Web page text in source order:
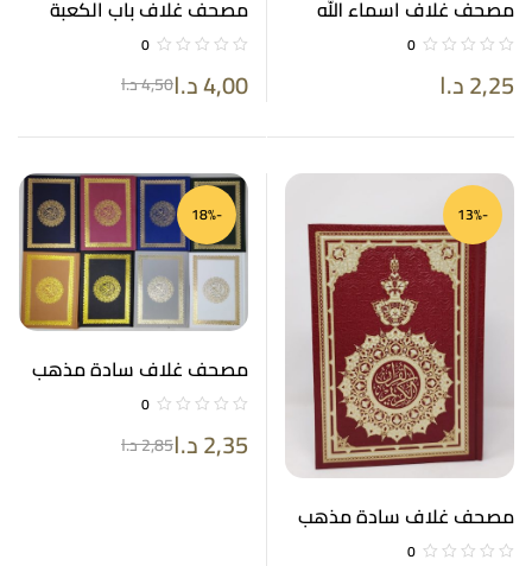
مصحف غلاف اسماء الله
الحسنى حجم 14*20
0
2,25د.ا
مصحف غلاف باب الكعبة
مذهب ورق كريمي مع
باللون الأحمر 17*24
0
4,50د.ا 4,00د.ا
-13%
مصحف غلاف سادة مذهب
ورق أبيض 17*24
0
-18%
مصحف غلاف سادة مذهب
حجم 14*20
0
2,85د.ا 2,35د.ا